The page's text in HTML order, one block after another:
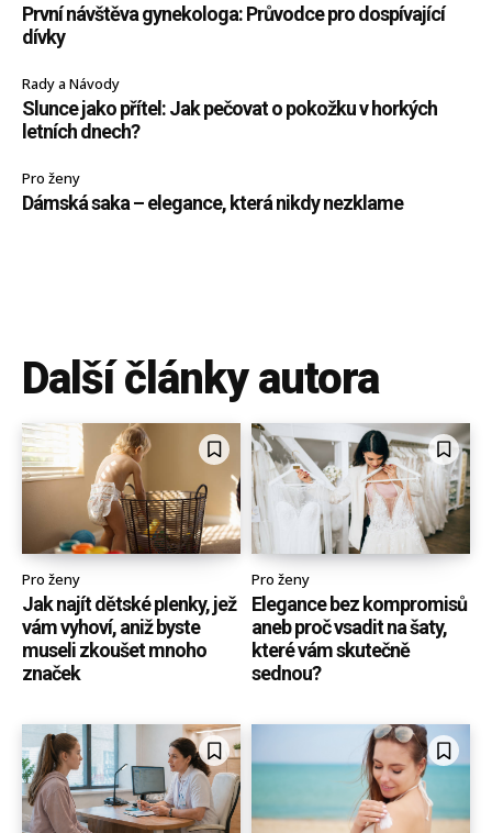
První návštěva gynekologa: Průvodce pro dospívající
dívky
Rady a Návody
Slunce jako přítel: Jak pečovat o pokožku v horkých
letních dnech?
Pro ženy
Dámská saka – elegance, která nikdy nezklame
Další články autora
Pro ženy
Jak najít dětské plenky, jež
vám vyhoví, aniž byste
museli zkoušet mnoho
značek
Pro ženy
Elegance bez kompromisů
aneb proč vsadit na šaty,
které vám skutečně
sednou?